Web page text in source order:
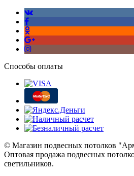
Способы оплаты
© Магазин подвесных потолков
Оптовая продажа подвесных
светильников.